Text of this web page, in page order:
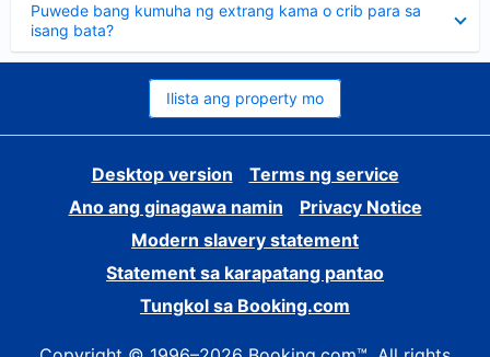
Puwede bang kumuha ng extrang kama o crib para sa
isang bata?
ang
sagot
Ilista ang property mo
Desktop version
Terms ng service
Ano ang ginagawa namin
Privacy Notice
Modern slavery statement
Statement sa karapatang pantao
Tungkol sa Booking.com